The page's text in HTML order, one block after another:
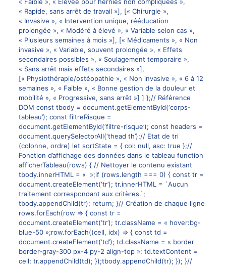
affichés
dans
le
tableau.
discale
avec
colonnes
:
Traitement,
Invasivité,
Durée
du
traitement,
Risque,
Efficacité
indicée,
Récupération.
« Faible », « Élevée pour hernies non compliquées »,
« Rapide, sans arrêt de travail »], [« Chirurgie »,
« Invasive », « Intervention unique, rééducation
prolongée », « Modéré à élevé », « Variable selon cas »,
« Plusieurs semaines à mois »], [« Médicaments », « Non
invasive », « Variable, souvent prolongée », « Effets
secondaires possibles », « Soulagement temporaire »,
« Sans arrêt mais effets secondaires »],
[« Physiothérapie/ostéopathie », « Non invasive », « 6 à 12
semaines », « Faible », « Bonne gestion de la douleur et
mobilité », « Progressive, sans arrêt »] ] };// Référence
DOM const tbody = document.getElementById(‘corps-
tableau’); const filtreRisque =
document.getElementById(‘filtre-risque’); const headers =
document.querySelectorAll(‘thead th’);// Etat de tri
(colonne, ordre) let sortState = { col: null, asc: true };//
Fonction d’affichage des données dans le tableau function
afficherTableau(rows) { // Nettoyer le contenu existant
tbody.innerHTML = « »;if (rows.length === 0) { const tr =
document.createElement(‘tr’); tr.innerHTML = `Aucun
traitement correspondant aux critères.`;
tbody.appendChild(tr); return; }// Création de chaque ligne
rows.forEach(row => { const tr =
document.createElement(‘tr’); tr.className = « hover:bg-
blue-50 »;row.forEach((cell, idx) => { const td =
document.createElement(‘td’); td.className = « border
border-gray-300 px-4 py-2 align-top »; td.textContent =
cell; tr.appendChild(td); });tbody.appendChild(tr); }); }//